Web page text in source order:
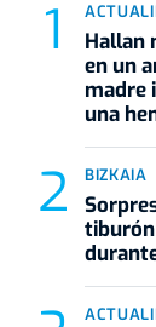
Hallan
en un
madre
una
BIZKAIA